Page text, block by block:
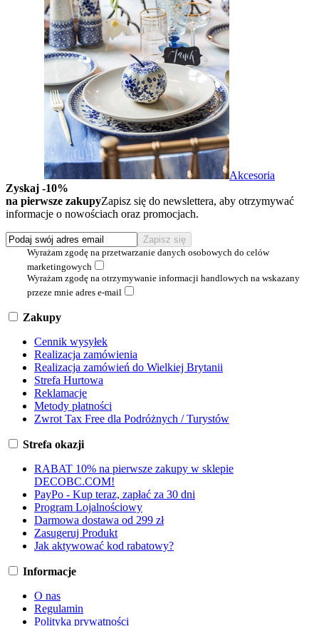
Akcesoria
Zyskaj -10%
na pierwsze zakupyZapisz się do newslettera, aby otrzymywać
informacje o nowościach oraz promocjach.
Wyrażam zgodę na przetwarzanie danych osobowych do celów
marketingowych
Wyrażam zgodę na otrzymywanie informacji handlowych na wskazany
przeze mnie adres e-mail
Zakupy
Cennik wysyłek
Realizacja zamówienia
Realizacja zamówień do Wielkiej Brytanii
Strefa Hurtowa
Reklamacje
Metody płatności
Zwrot Tax Free dla Podróżnych / Turystów
Strefa okazji
RABAT 10% na pierwsze zakupy w sklepie
DECOBC.COM!
PayPo - Kup teraz, zapłać za 30 dni
Program Lojalnościowy
Darmowa dostawa od 299 zł
Zasugeruj Produkt
Jak aktywować kod rabatowy?
Informacje
O nas
Regulamin
Polityka prywatności